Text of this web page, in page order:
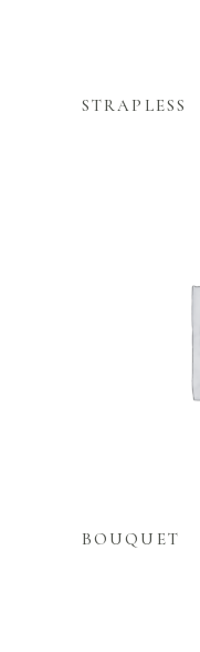
STRAPLESS
BOUQUET